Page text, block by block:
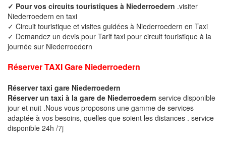
✓ Pour vos circuits touristiques à Niederroedern .visiter
Niederroedern en taxi
✓ Circuit touristique et visites guidées à Niederroedern en Taxi
✓ Demandez un devis pour Tarif taxi pour circuit touristique à la
journée sur Niederroedern
Réserver TAXI Gare Niederroedern
Réserver taxi gare Niederroedern
Réserver un taxi à la gare de Niederroedern service disponible
jour et nuit .Nous vous proposons une gamme de services
adaptée à vos besoins, quelles que soient les distances . service
disponible 24h /7j